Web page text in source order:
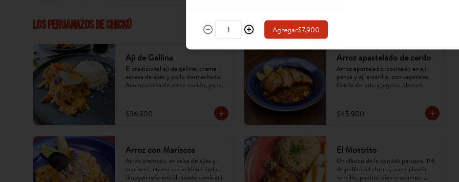
LOS PERUANAZOS DE CHICKÚ
Ají de Gallina
El tradicional ají de gallina, crema
espesa de ajíes y pollo desmechado.
Acompañado de arroz cocido, papa,
$36.900
Arroz apastelado de cerdo
Arroz apastelado, cocinado en ají
panca y ají amarillo, con vegetales.
Cerdo dorado y jugoso, plátano
$45.900
Arroz con Mariscos
Arroz cremoso, en salsa de ajíes y
mariscos, en una sazón bien criolla.
(Imagen referencial, puede cambiar).
El Mostrito
Un clásico de la comida peruana, 1/4
de pollito a la brasa, arroz chaufa
sencillo, papitas bien crocantes.
Agregar$7.900